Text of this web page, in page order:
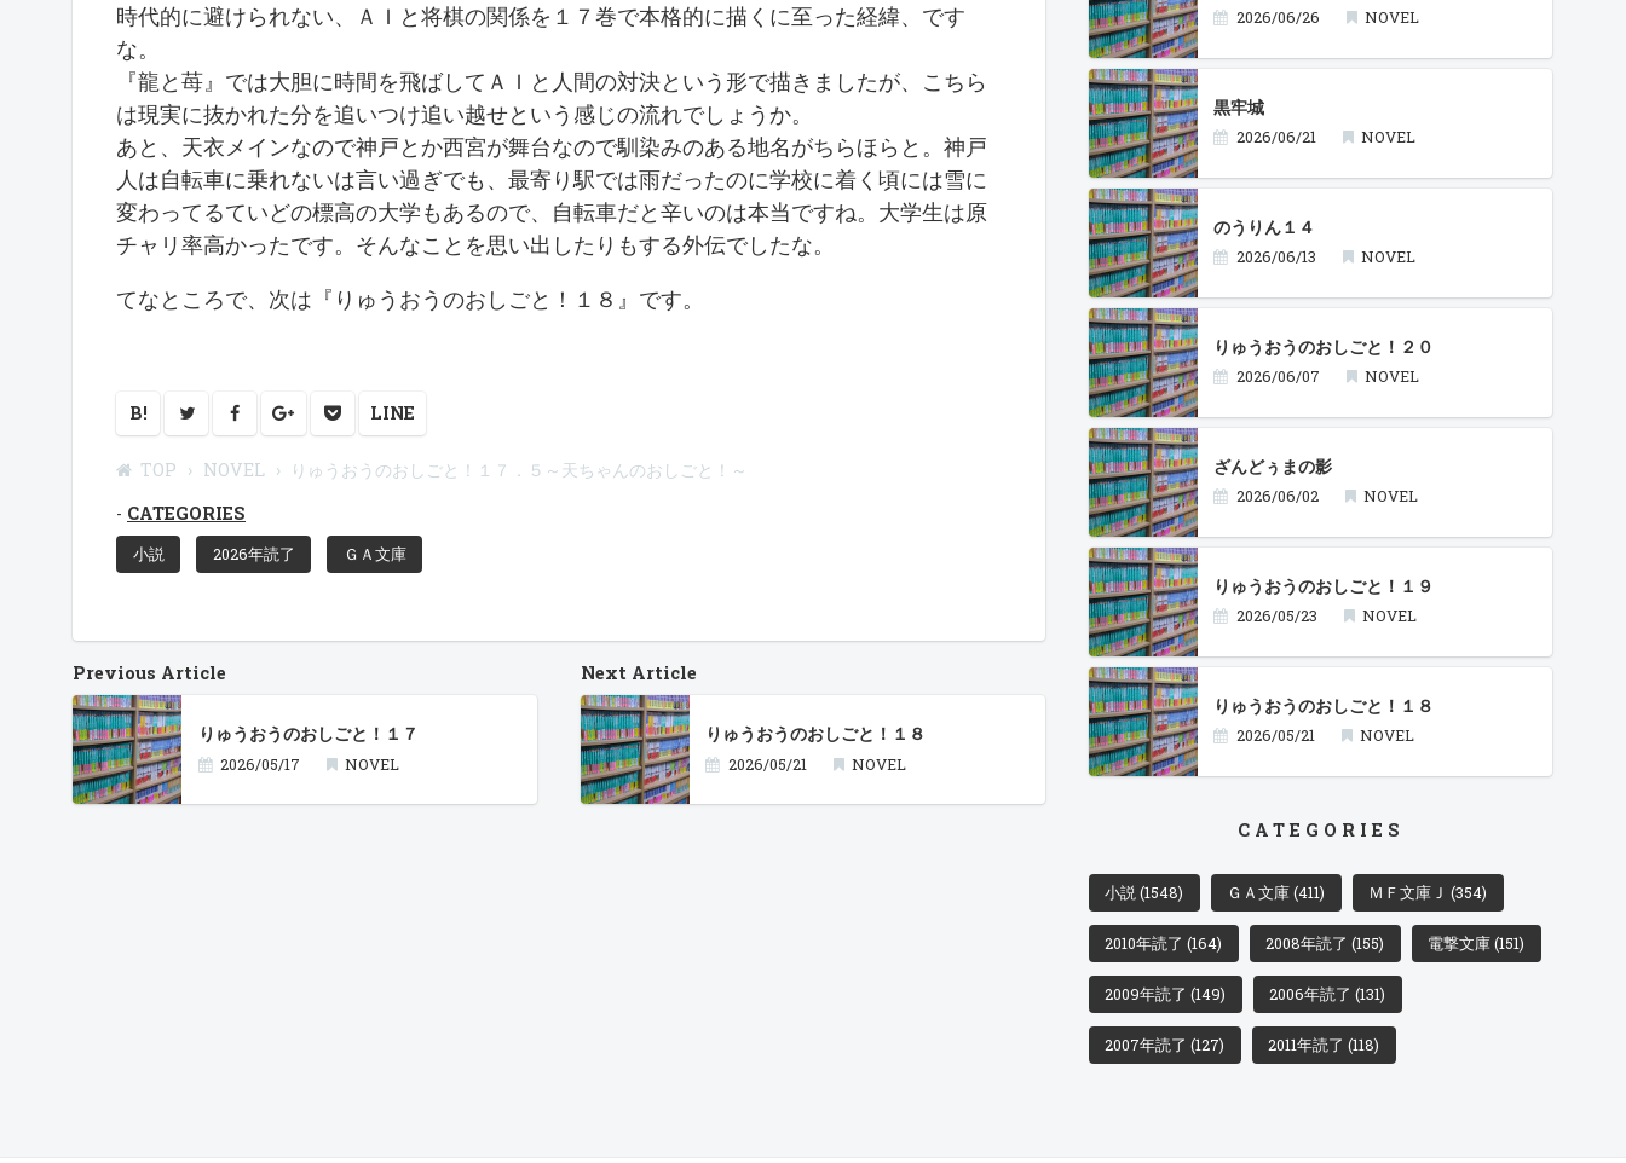
時代的に避けられない、ＡＩと将棋の関係を１７巻で本格的に描くに至った経緯、です
な。
『龍と苺』では大胆に時間を飛ばしてＡＩと人間の対決という形で描きましたが、こちら
は現実に抜かれた分を追いつけ追い越せという感じの流れでしょうか。
あと、天衣メインなので神戸とか西宮が舞台なので馴染みのある地名がちらほらと。神戸
人は自転車に乗れないは言い過ぎでも、最寄り駅では雨だったのに学校に着く頃には雪に
変わってるていどの標高の大学もあるので、自転車だと辛いのは本当ですね。大学生は原
チャリ率高かったです。そんなことを思い出したりもする外伝でしたな。
てなところで、次は『りゅうおうのおしごと！１８』です。
B! LINE
TOP NOVEL
りゅうおうのおしごと！１７．５～天ちゃんのおしごと！～
CATEGORIES
小説 2026年読了 ＧＡ文庫
Previous Article
りゅうおうのおしごと！１７
2026/05/17 NOVEL
Next Article
りゅうおうのおしごと！１８
2026/05/21 NOVEL
2026/06/26 NOVEL
黒牢城
2026/06/21 NOVEL
のうりん１４
2026/06/13 NOVEL
りゅうおうのおしごと！２０
2026/06/07 NOVEL
ざんどぅまの影
2026/06/02 NOVEL
りゅうおうのおしごと！１９
2026/05/23 NOVEL
りゅうおうのおしごと！１８
2026/05/21 NOVEL
CATEGORIES
小説(1548) ＧＡ文庫(411) ＭＦ文庫Ｊ(354)
2010年読了(164) 2008年読了(155) 電撃文庫(151)
2009年読了(149) 2006年読了(131)
2007年読了(127) 2011年読了(118)